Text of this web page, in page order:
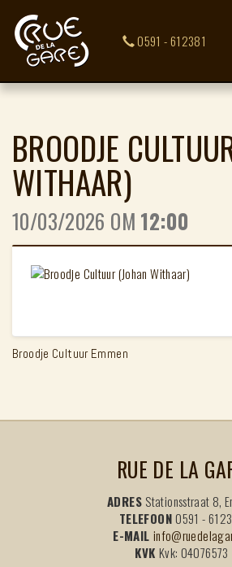
0591 - 612381
BROODJE
WITHAAR)
10/03/2026 OM 12:00
Broodje Cultuur Emmen
RUE DE LA
ADRES Stationsstraat 8,
TELEFOON0591 -
E-MAIL
KVK Kvk: 04076573